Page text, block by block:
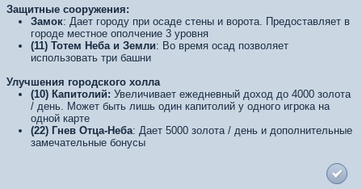
Защитные сооружения:
Замок: Дает городу при осаде стены и ворота. Предоставляет в
городе местное ополчение 3 уровня
(11) Тотем Неба и Земли: Во время осад позволяет
использовать три башни
Улучшения городского холла
(10) Капитолий: Увеличивает ежедневный доход до 4000 золота
/ день. Может быть лишь один капитолий у одного игрока на
одной карте
(22) Гнев Отца-Неба: Дает 5000 золота / день и дополнительные
замечательные бонусы